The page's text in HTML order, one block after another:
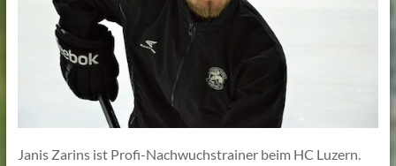
Janis Zarins ist Profi-Nachwuchstrainer beim HC Luzern.